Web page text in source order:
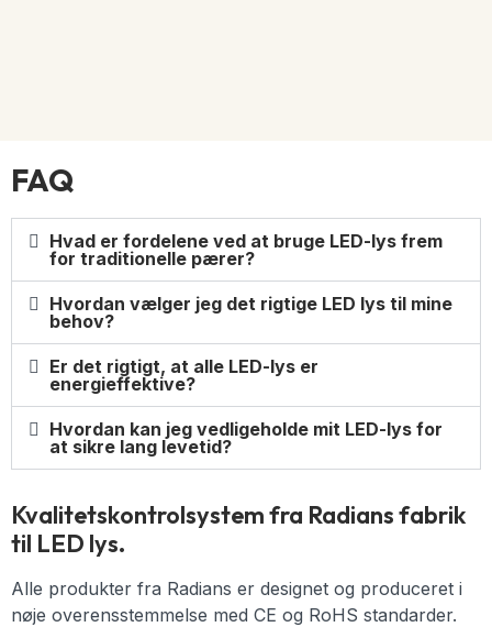
FAQ
Hvad er fordelene ved at bruge LED-lys frem
for traditionelle pærer?
Hvordan vælger jeg det rigtige LED lys til mine
behov?
Er det rigtigt, at alle LED-lys er
energieffektive?
Hvordan kan jeg vedligeholde mit LED-lys for
at sikre lang levetid?
Kvalitetskontrolsystem fra Radians fabrik
til LED lys.
Alle produkter fra Radians er designet og produceret i
nøje overensstemmelse med CE og RoHS standarder.